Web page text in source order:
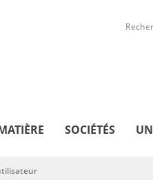
SOCIÉTÉS